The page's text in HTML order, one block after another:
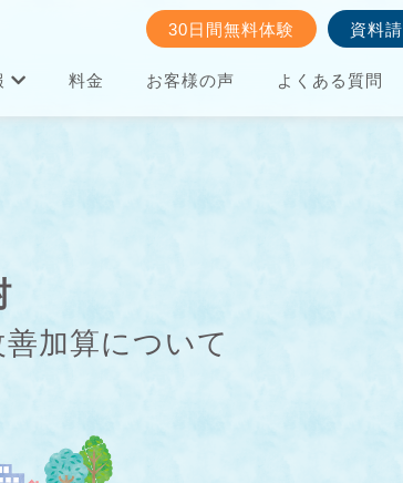
料金 お客様の声 よくある質問
30日間無料体験 資料
加算について